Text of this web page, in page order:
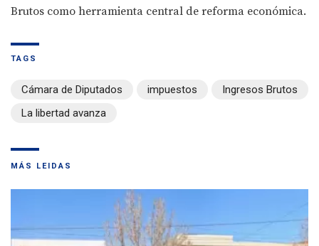
Brutos como herramienta central de reforma económica.
TAGS
Cámara de Diputados impuestos
Ingresos Brutos
La libertad avanza
MÁS LEIDAS